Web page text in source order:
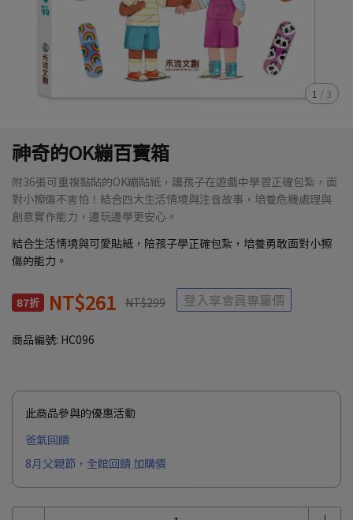
1 / 3
神奇的OK繃百寶箱
附36張可重複黏貼的OK繃貼紙，讓孩子在遊戲中學習正確包紮，面
對小擦傷不害怕！結合四大生活情境與注音故事，培養危機處理與
創意實作能力，邊玩邊學更安心。
結合生活情境與可愛貼紙，陪孩子學正確包紮，培養勇敢面對小擦
傷的能力。
87折 NT$261 NT$299 登入享會員專屬價
商品編號: HC096
此商品參與的優惠活動
爸氣回饋
8月父親節，全館回饋 加購價